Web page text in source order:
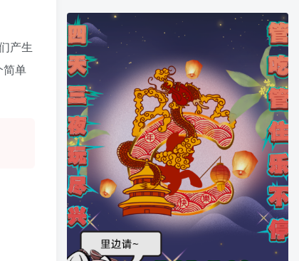
产生
简单